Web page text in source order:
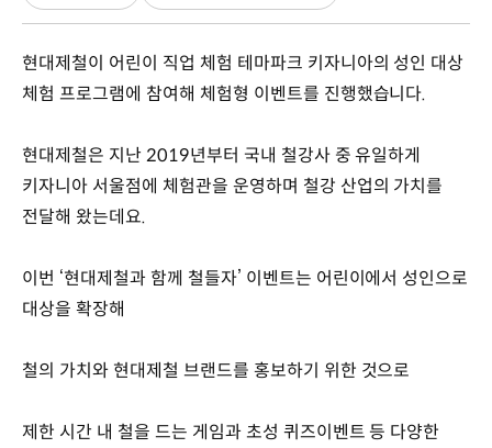
다운로드
창
현대제철이 어린이 직업 체험 테마파크 키자니아의 성인 대상
체험 프로그램에 참여해 체험형 이벤트를 진행했습니다.
현대제철은 지난 2019년부터 국내 철강사 중 유일하게
키자니아 서울점에 체험관을 운영하며 철강 산업의 가치를
전달해 왔는데요.
이번 ‘현대제철과 함께 철들자’ 이벤트는 어린이에서 성인으로
대상을 확장해
철의 가치와 현대제철 브랜드를 홍보하기 위한 것으로
제한 시간 내 철을 드는 게임과 초성 퀴즈이벤트 등 다양한